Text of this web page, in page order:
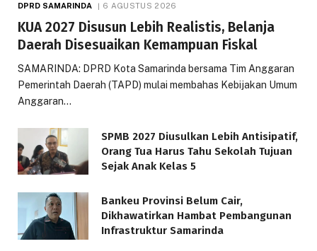
DPRD SAMARINDA 6 AGUSTUS 2026
KUA 2027 Disusun Lebih Realistis, Belanja
Daerah Disesuaikan Kemampuan Fiskal
SAMARINDA: DPRD Kota Samarinda bersama Tim Anggaran
Pemerintah Daerah (TAPD) mulai membahas Kebijakan Umum
Anggaran…
SPMB 2027 Diusulkan Lebih Antisipatif,
Orang Tua Harus Tahu Sekolah Tujuan
Sejak Anak Kelas 5
Bankeu Provinsi Belum Cair,
Dikhawatirkan Hambat Pembangunan
Infrastruktur Samarinda